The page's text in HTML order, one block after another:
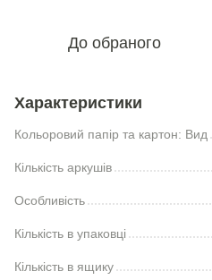
До обраного
Характеристики
Кольоровий папір та картон: Вид
Кількість аркушів
Особливість
Кількість в упаковці
Кількість в ящику